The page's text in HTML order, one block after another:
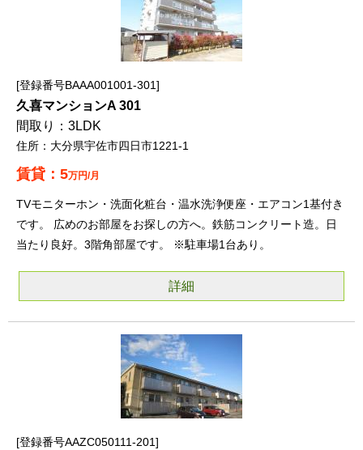
登録番号BAAA001001-301
久喜マンションA 301
3LDK
大分県宇佐市四日市1221-1
5万円/月
TVモニターホン・洗面化粧台・温水洗浄便座・エアコン1基付き
です。 広めのお部屋をお探しの方へ。鉄筋コンクリート造。日
当たり良好。3階角部屋です。 ※駐車場1台あり。
詳細
登録番号AAZC050111-201